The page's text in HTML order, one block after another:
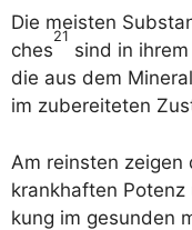
Die meis­ten
ches
21
sind in
die aus dem
im zube­rei­te­ten
Am reins­ten
krank­haf­ten
kung im gesun­den